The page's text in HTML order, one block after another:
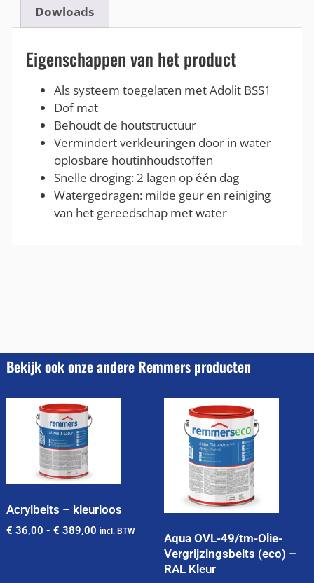
Dowloads
Eigenschappen van het product
Als systeem toegelaten met Adolit BSS1
Dof mat
Behoudt de houtstructuur
Vermindert verkleuringen door in water
oplosbare houtinhoudstoffen
Snelle droging: 2 lagen op één dag
Watergedragen: milde geur en reiniging
van het gereedschap met water
Bekijk ook onze andere Remmers producten
Acrylbeits – kleurloos
€ 36,00 - € 389,00 incl. BTW
Aqua OVL-49/tm-Olie-
Vergrijzingsbeits (eco) –
RAL Kleur